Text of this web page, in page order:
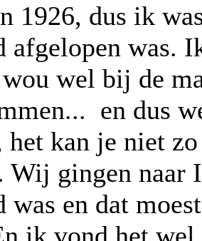
1926, dus ik
afgelopen was.
wel bij de
en dus
het kan je niet
Wij gingen naar
was en dat